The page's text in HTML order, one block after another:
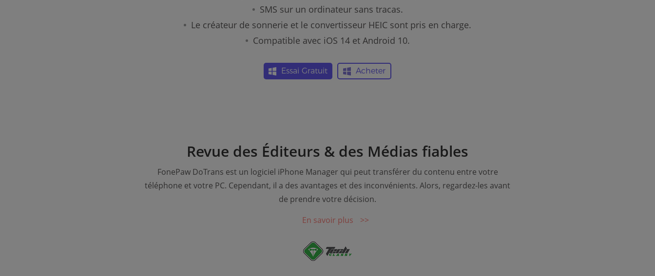
SMS sur un ordinateur sans tracas.
Le créateur de sonnerie et le convertisseur HEIC sont pris en charge.
Compatible avec iOS 14 et Android 10.
Essai Gratuit Acheter
Revue des Éditeurs & des Médias fiables
FonePaw DoTrans est un logiciel iPhone Manager qui peut transférer du contenu entre votre
téléphone et votre PC. Cependant, il a des avantages et des inconvénients. Alors, regardez-les avant
de prendre votre décision.
En savoir plus